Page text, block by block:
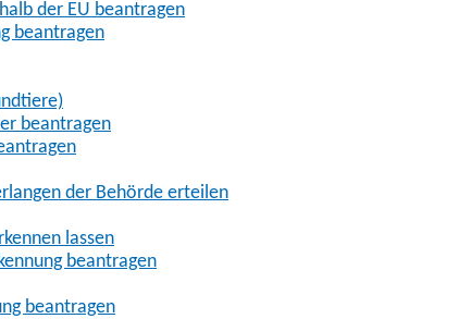
der EU beantragen
beantragen
beantragen
der Behörde erteilen
lassen
beantragen
beantragen